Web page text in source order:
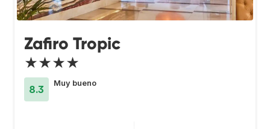
Zafiro Tropic
★★★★
8.3
Muy bueno